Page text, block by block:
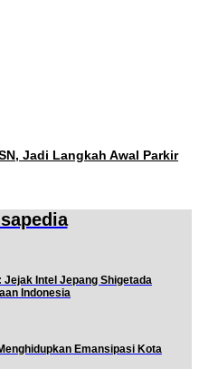
Jadi Langkah Awal Parkir
Jejak Intel Jepang Shigetada
Indonesia
Emansipasi Kota